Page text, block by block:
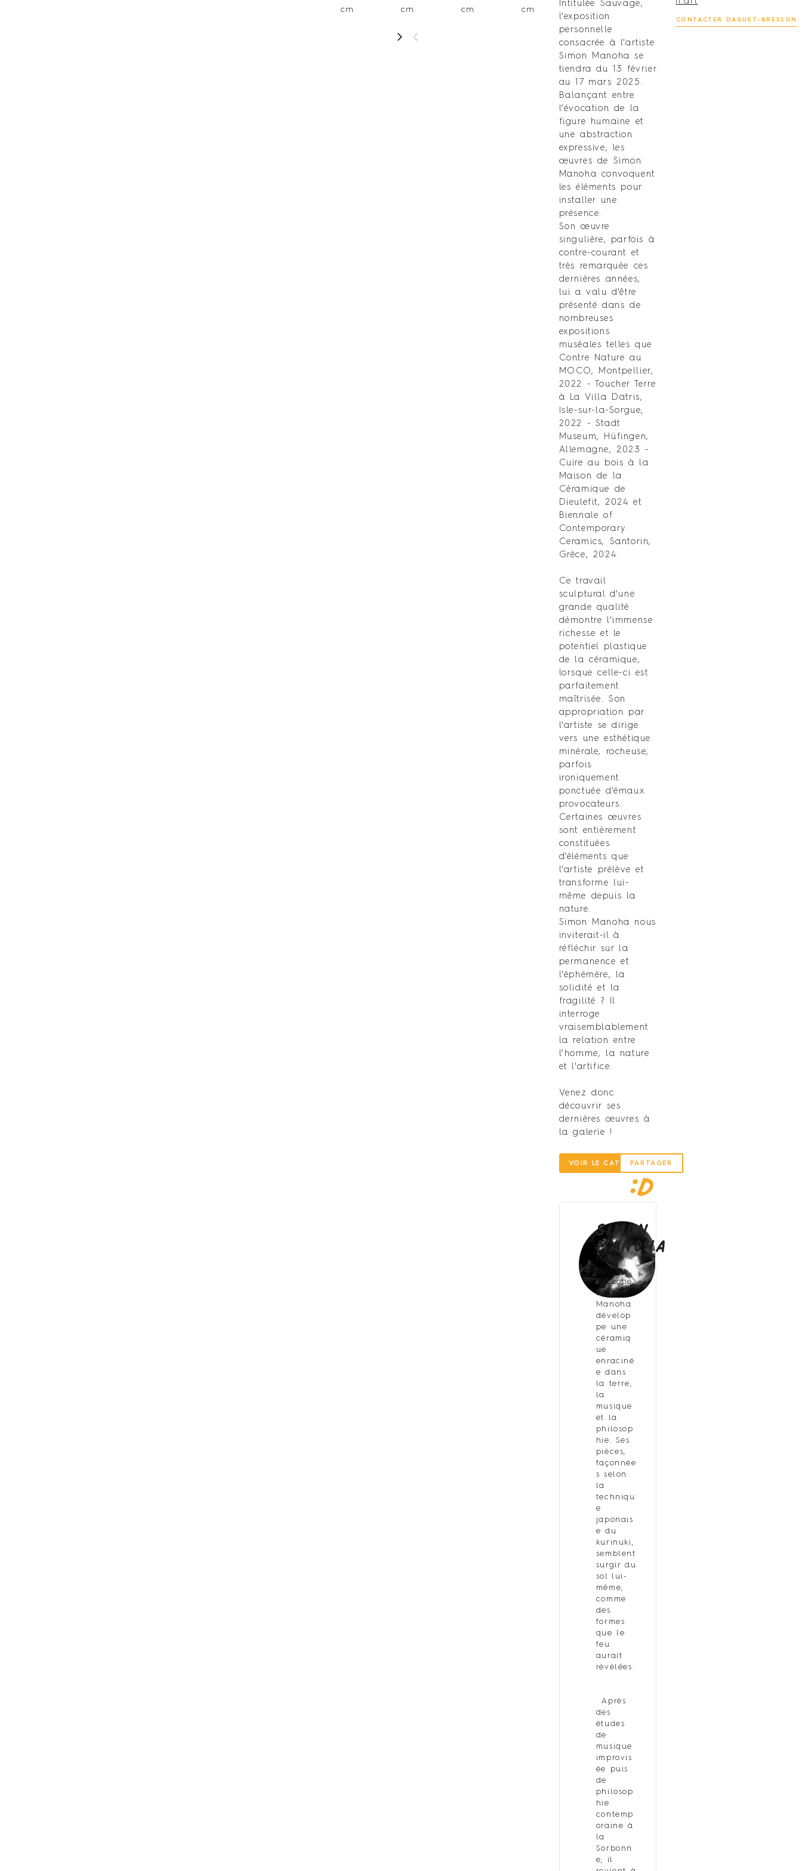
cm
cm
cm
cm
Intitulée Sauvage,
l'exposition
personnelle
consacrée à l'artiste
Simon Manoha se
tiendra du 13 février
au 17 mars 2025.
Balançant entre
l’évocation de la
figure humaine et
une abstraction
expressive, les
œuvres de Simon
Manoha convoquent
les éléments pour
installer une
présence.
Son œuvre
singulière, parfois à
contre-courant et
très remarquée ces
dernières années,
lui a valu d'être
présenté dans de
nombreuses
expositions
muséales telles que
Contre Nature au
MOCO, Montpellier,
2022 - Toucher Terre
à La Villa Datris,
Isle-sur-la-Sorgue,
2022 - Stadt
Museum, Hüfingen,
Allemagne, 2023 -
Cuire au bois à la
Maison de la
Céramique de
Dieulefit, 2024 et
Biennale of
Contemporary
Ceramics, Santorin,
Grèce, 2024.
Ce travail
sculptural d'une
grande qualité
démontre l'immense
richesse et le
potentiel plastique
de la céramique,
lorsque celle-ci est
parfaitement
maîtrisée. Son
appropriation par
l'artiste se dirige
vers une esthétique
minérale, rocheuse,
parfois
ironiquement
ponctuée d'émaux
provocateurs.
Certaines œuvres
sont entièrement
constituées
d'éléments que
l'artiste prélève et
transforme lui-
même depuis la
nature.
Simon Manoha nous
inviterait-il à
réfléchir sur la
permanence et
l'éphémère, la
solidité et la
fragilité ? Il
interroge
vraisemblablement
la relation entre
l’homme, la nature
et l'artifice.
Venez donc
découvrir ses
dernières œuvres à
la galerie !
VOIR LE CATALOGUE
PARTAGER
Simon
Manoha
Né en
1987 en
Ardèche,
Simon
Manoha
dévelop
pe une
céramiq
ue
enraciné
e dans
la terre,
la
musique
et la
philosop
hie. Ses
pièces,
façonnée
s selon
la
techniqu
e
japonais
e du
kurinuki,
semblent
surgir du
sol lui-
même,
comme
des
formes
que le
feu
aurait
révélées.
Après
des
études
de
musique
improvis
ée puis
de
philosop
hie
contemp
oraine à
la
Sorbonn
e, il
CONTACTER DAGUET-BRESSON